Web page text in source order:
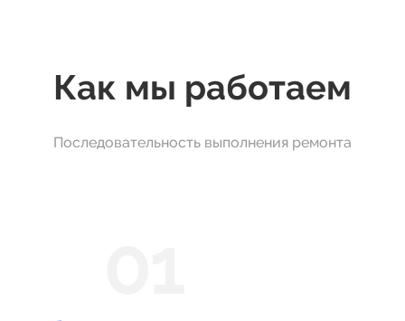
Как мы работаем
Последовательность выполнения ремонта